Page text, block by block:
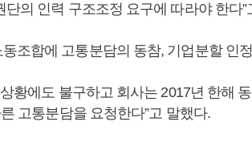
단의 인력 구조조정 요구에 따라야 한다”
조합에 고통분담의 동참, 기업분할 인
황에도 불구하고 회사는 2017년 한해
고통분담을 요청한다”고 말했다.